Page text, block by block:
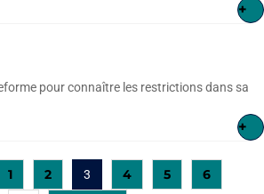
+
pour connaître les restrictions dans sa
+
1 2 3 4 5
6